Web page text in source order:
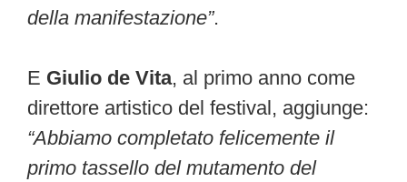
della manifestazione”.
E Giulio de Vita, al primo anno come
direttore artistico del festival, aggiunge:
“Abbiamo completato felicemente il
primo tassello del mutamento del